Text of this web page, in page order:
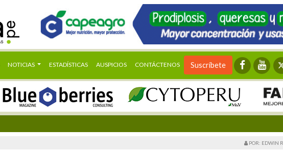
NOTICIAS ESTADÍSTICAS AUSPICIOS CONTÁCTENOS Suscríbete
POR: EDWIN